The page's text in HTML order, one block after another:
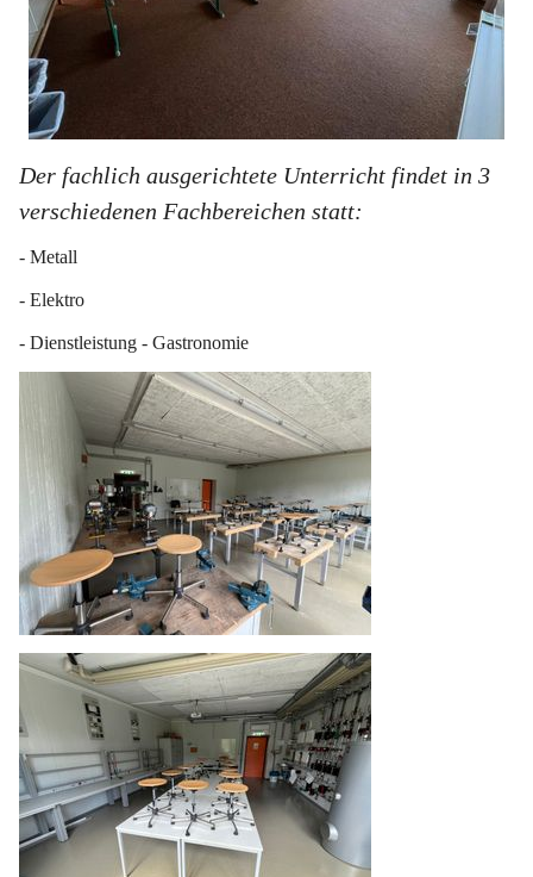
Der fachlich ausgerichtete Unterricht findet in 3
verschiedenen Fachbereichen statt:
- Metall
- Elektro
- Dienstleistung - Gastronomie